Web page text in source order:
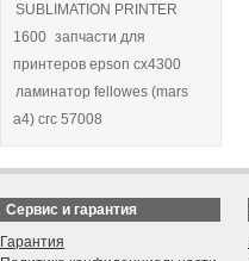
SUBLIMATION PRINTER
1600 запчасти для
принтеров epson cx4300
ламинатор fellowes (mars
a4) crc 57008
Сервис и гарантия
Гарантия